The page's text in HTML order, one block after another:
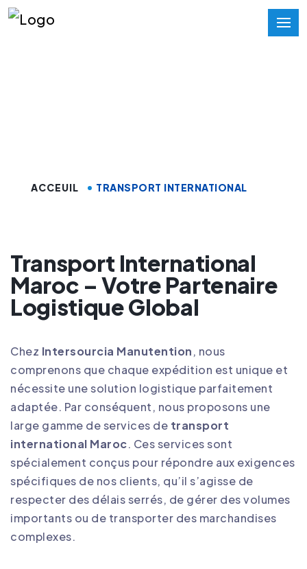
ACCEUIL TRANSPORT INTERNATIONAL
Transport International
Maroc – Votre Partenaire
Logistique Global
Chez Intersourcia Manutention, nous
comprenons que chaque expédition est unique et
nécessite une solution logistique parfaitement
adaptée. Par conséquent, nous proposons une
large gamme de services de transport
international Maroc. Ces services sont
spécialement conçus pour répondre aux exigences
spécifiques de nos clients, qu’il s’agisse de
respecter des délais serrés, de gérer des volumes
importants ou de transporter des marchandises
complexes.